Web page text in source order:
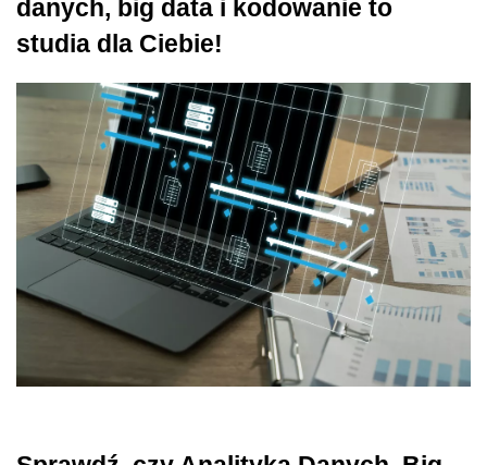
danych, big data i kodowanie to
studia dla Ciebie!